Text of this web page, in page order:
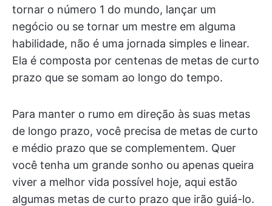
tornar o número 1 do mundo, lançar um
negócio ou se tornar um mestre em alguma
habilidade, não é uma jornada simples e linear.
Ela é composta por centenas de metas de curto
prazo que se somam ao longo do tempo.
Para manter o rumo em direção às suas metas
de longo prazo, você precisa de metas de curto
e médio prazo que se complementem. Quer
você tenha um grande sonho ou apenas queira
viver a melhor vida possível hoje, aqui estão
algumas metas de curto prazo que irão guiá-lo.